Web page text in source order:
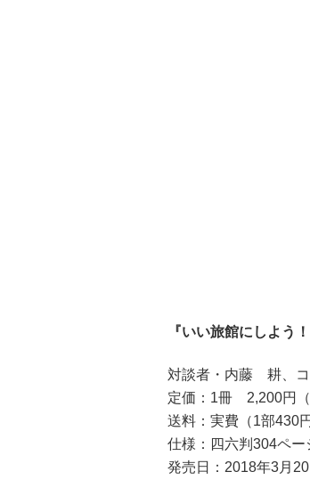
『いい旅館にしよう
対談者・内藤 耕、
定価：1冊 2,200円（
送料：実費（1部430円
仕様：四六判304ペー
発売日：2018年3月